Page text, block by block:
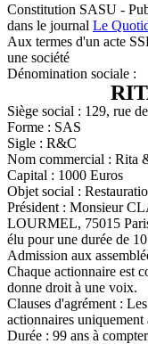
Constitution SASU -
dans le journal Le
Aux termes d'un acte
une société
Dénomination sociale :
Siège social : 129, rue
Forme : SAS
Sigle : R&C
Nom commercial : Rita
Capital : 1000 Euros
Objet social :
Président : Monsieur
LOURMEL, 75015
élu pour une durée de
Admission aux
Chaque actionnaire est
donne droit à une voix.
Clauses d'agrément :
actionnaires uniquement
Durée : 99 ans à